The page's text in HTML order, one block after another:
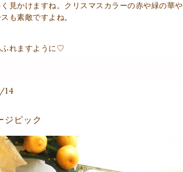
見かけますね。クリスマスカラーの赤や緑の華や
も素敵ですよね。
ふれますように♡
/14
ジピック